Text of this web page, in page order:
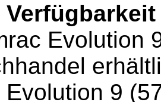
Evolution
Evolution 9